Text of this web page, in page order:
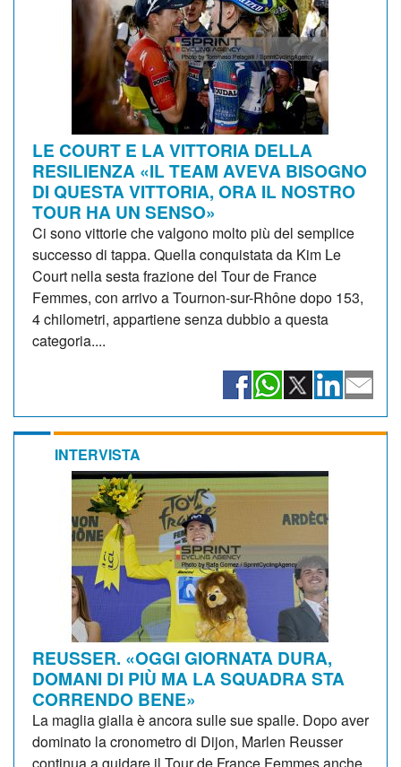
LE COURT E LA VITTORIA DELLA
RESILIENZA «IL TEAM AVEVA BISOGNO
DI QUESTA VITTORIA, ORA IL NOSTRO
TOUR HA UN SENSO»
Ci sono vittorie che valgono molto più del semplice
successo di tappa. Quella conquistata da Kim Le
Court nella sesta frazione del Tour de France
Femmes, con arrivo a Tournon-sur-Rhône dopo 153,
4 chilometri, appartiene senza dubbio a questa
categoria....
INTERVISTA
REUSSER. «OGGI GIORNATA DURA,
DOMANI DI PIÙ MA LA SQUADRA STA
CORRENDO BENE»
La maglia gialla è ancora sulle sue spalle. Dopo aver
dominato la cronometro di Dijon, Marlen Reusser
continua a guidare il Tour de France Femmes anche